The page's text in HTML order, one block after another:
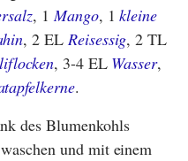
, 1Mango, 1kleine
, 2 EL Reisessig, 2 TL
, 3-4 EL Wasser,
.
des Blumenkohls
und mit einem